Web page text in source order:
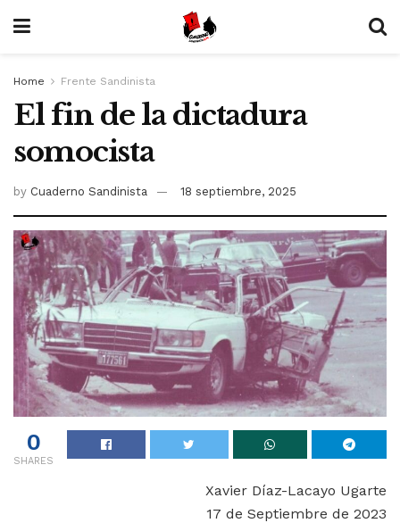
Home Frente Sandinista
El fin de la dictadura
somocista
by Cuaderno Sandinista 18 septiembre, 2025
0
SHARES
Xavier Díaz-Lacayo Ugarte
17 de Septiembre de 2023